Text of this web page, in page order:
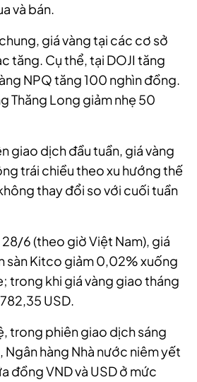
và bán.
giá vàng tại các cơ sở
tăng. Cụ thể, tại DOJI tăng
NPQ tăng 100 nghìn đồng.
Thăng Long giảm nhẹ 50
giao dịch đầu tuần, giá vàng
trái chiều theo xu hướng thế
thay đổi so với cuối tuần
6 (theo giờ Việt Nam), giá
sàn Kitco giảm 0,02% xuống
trong khi giá vàng giao tháng
USD.
trong phiên giao dịch sáng
Ngân hàng Nhà nước niêm yết
đồng VND và USD ở mức